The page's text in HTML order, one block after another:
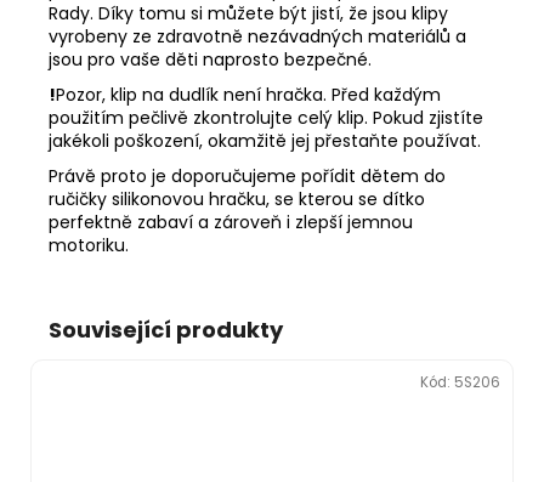
Rady. Díky tomu si můžete být jistí, že jsou klipy
vyrobeny ze zdravotně nezávadných materiálů a
jsou pro vaše děti naprosto bezpečné.
!Pozor, klip na dudlík není hračka. Před každým
použitím pečlivě zkontrolujte celý klip. Pokud zjistíte
jakékoli poškození, okamžitě jej přestaňte používat.
Právě proto je doporučujeme pořídit dětem do
ručičky silikonovou hračku, se kterou se dítko
perfektně zabaví a zároveň i zlepší jemnou
motoriku.
Související produkty
Kód: 5S206